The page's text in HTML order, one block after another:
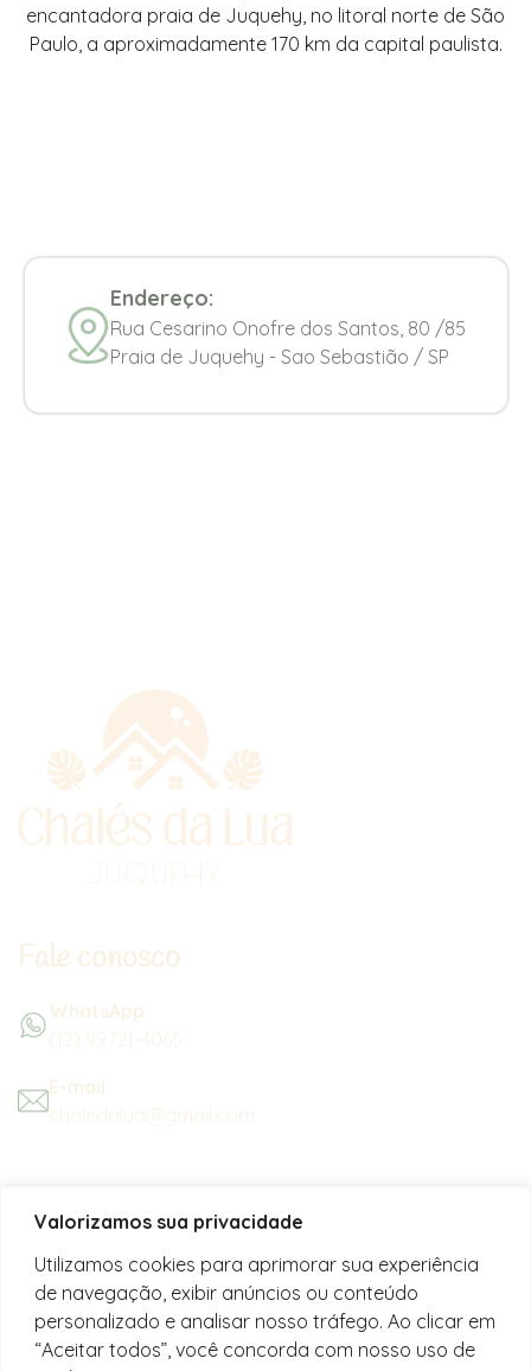
Valorizamos sua privacidade
Utilizamos cookies para aprimorar sua experiência
de navegação, exibir anúncios ou conteúdo
personalizado e analisar nosso tráfego. Ao clicar em
“Aceitar todos”, você concorda com nosso uso de
encantadora praia de Juquehy, no litoral norte de São
Paulo, a aproximadamente 170 km da capital paulista.
Endereço:
Rua Cesarino Onofre dos Santos, 80 /85
Praia de Juquehy - Sao Sebastião / SP
Fale conosco
WhatsApp
(12) 99721-4065
E-mail
chaledalua@gmail.com
na bela praia de Juquehy.
Instagram
@chalesdaluajuquehy